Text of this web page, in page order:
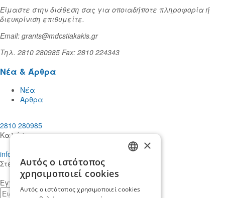
Είμαστε στην διάθεση σας για οποιαδήποτε πληροφορία ή
διευκρίνιση επιθυμείτε.
Email: grants@mdcstiakakis.gr
Τηλ. 2810 280985 Fax: 2810 224343
Νέα & Άρθρα
Νέα
Άρθρα
2810 280985
Καλέστε μας
info@mdcstiakakis.gr
Στείλτε μας το μήνυμά σας
Εγγραφείτε στο Newsletter μας
E-
×
Αυτός ο ιστότοπος
χρησιμοποιεί cookies
Αυτός ο ιστότοπος χρησιμοποιεί cookies